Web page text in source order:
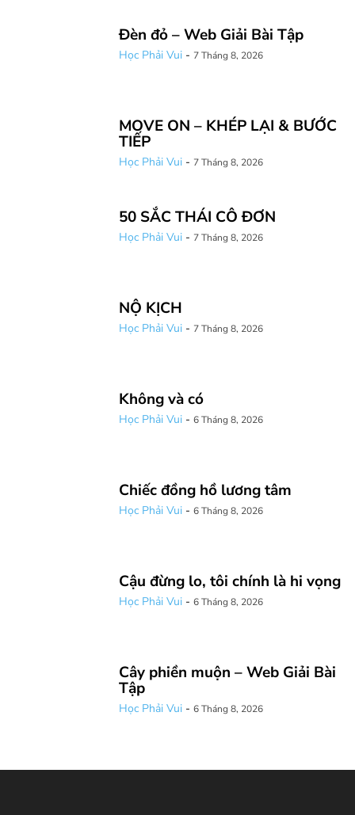
Đèn đỏ – Web Giải Bài Tập
Học Phải Vui - 7 Tháng 8, 2026
MOVE ON – KHÉP LẠI & BƯỚC
TIẾP
Học Phải Vui - 7 Tháng 8, 2026
50 SẮC THÁI CÔ ĐƠN
Học Phải Vui - 7 Tháng 8, 2026
NỘ KỊCH
Học Phải Vui - 7 Tháng 8, 2026
Không và có
Học Phải Vui - 6 Tháng 8, 2026
Chiếc đồng hồ lương tâm
Học Phải Vui - 6 Tháng 8, 2026
Cậu đừng lo, tôi chính là hi vọng
Học Phải Vui - 6 Tháng 8, 2026
Cây phiền muộn – Web Giải Bài
Tập
Học Phải Vui - 6 Tháng 8, 2026